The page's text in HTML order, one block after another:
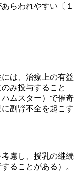
らわれやすい〔１
は、治療上の有益
み投与すること
ハムスター）で催奇
副腎不全を起こす
慮し、授乳の継続
ることがある）。